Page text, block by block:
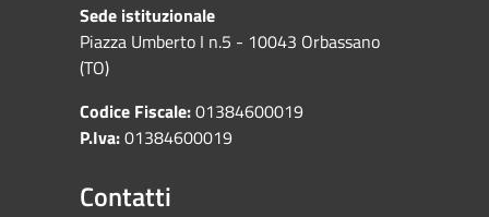
Sede istituzionale
Piazza Umberto I n.5 - 10043 Orbassano
(TO)
Codice Fiscale:01384600019
P.Iva:01384600019
Contatti